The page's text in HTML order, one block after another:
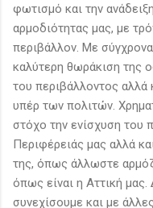
φωτισμό και την
αρμοδιότητας μας, με
περιβάλλον. Με
καλύτερη θωράκιση της
του περιβάλλοντος αλλά
υπέρ των πολιτών.
στόχο την ενίσχυση του
Περιφέρειάς μας αλλά
της, όπως άλλωστε
όπως είναι η Αττική
συνεχίσουμε και με